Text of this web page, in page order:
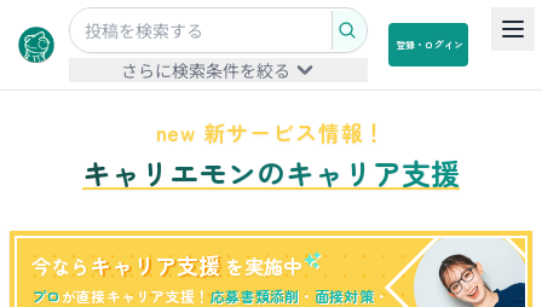
さらに検索条件を絞る
登録・ログイン
new 新サービス情報！
キャリエモンのキャリア支援
今なら キャリア支援 を実施中
プロが直接キャリア支援！応募書類添削 ・ 面接対策・